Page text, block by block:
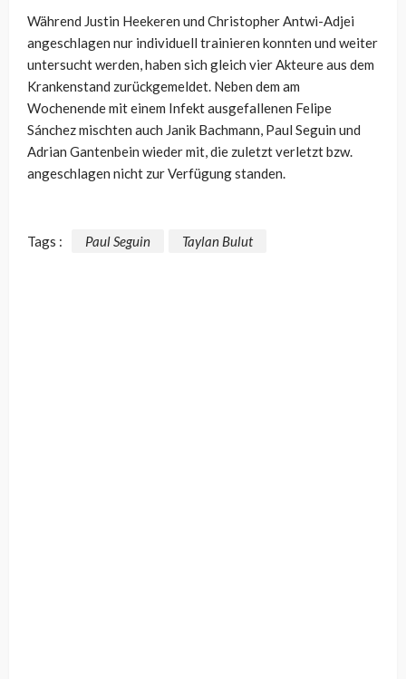
Während Justin Heekeren und Christopher Antwi-Adjei
angeschlagen nur individuell trainieren konnten und weiter
untersucht werden, haben sich gleich vier Akteure aus dem
Krankenstand zurückgemeldet. Neben dem am
Wochenende mit einem Infekt ausgefallenen Felipe
Sánchez mischten auch Janik Bachmann, Paul Seguin und
Adrian Gantenbein wieder mit, die zuletzt verletzt bzw.
angeschlagen nicht zur Verfügung standen.
Tags : Paul Seguin Taylan Bulut